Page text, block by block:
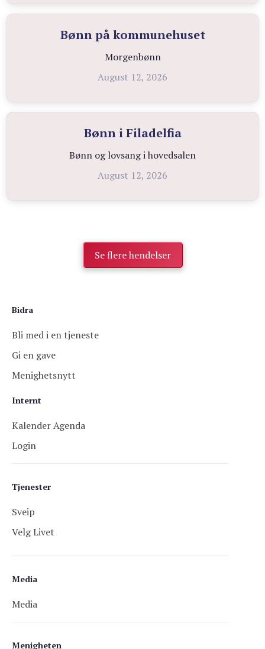
Bønn på kommunehuset
Morgenbønn
August 12, 2026
Bønn i Filadelfia
Bønn og lovsang i hovedsalen
August 12, 2026
Se flere hendelser
Menigheten
Tjenester
Sveip
Velg Livet
Media
Media
Bidra
Bli med i en tjeneste
Gi en gave
Menighetsnytt
Internt
Kalender Agenda
Login